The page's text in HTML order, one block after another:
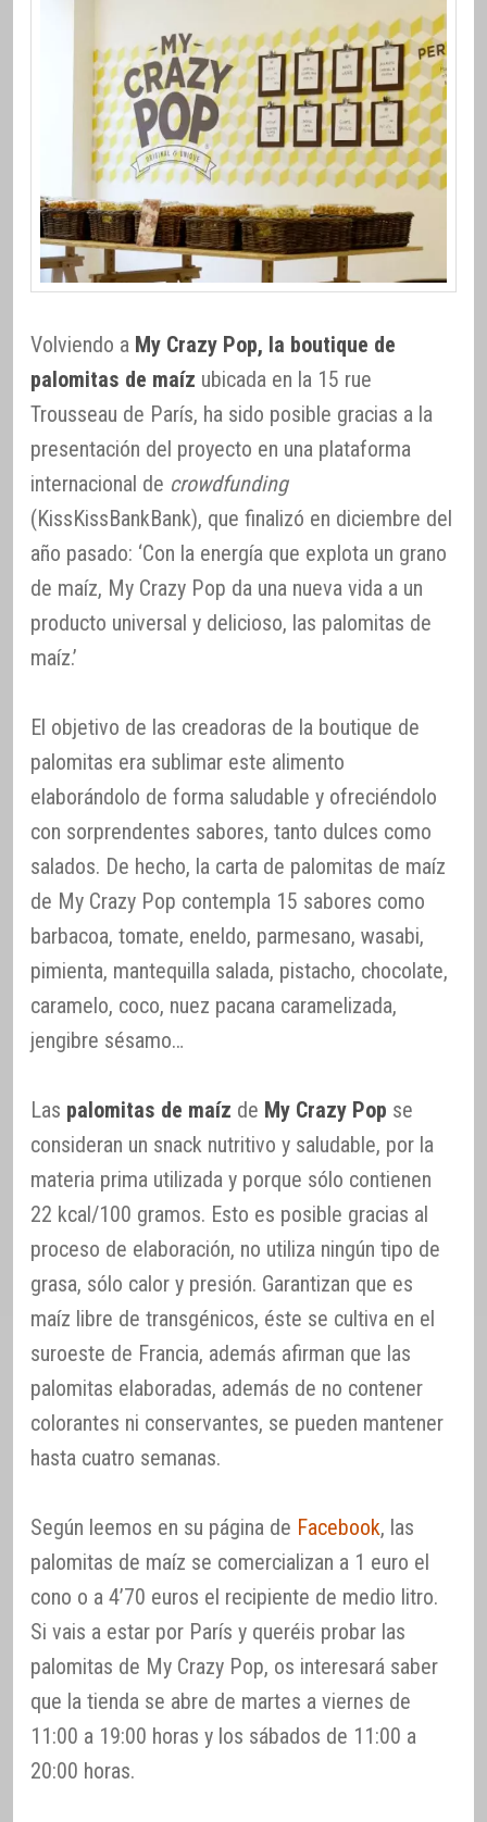
Volviendo a My Crazy Pop, la boutique de
palomitas de maíz ubicada en la 15 rue
Trousseau de París, ha sido posible gracias a la
presentación del proyecto en una plataforma
internacional de crowdfunding
(KissKissBankBank), que finalizó en diciembre del
año pasado: ‘Con la energía que explota un grano
de maíz, My Crazy Pop da una nueva vida a un
producto universal y delicioso, las palomitas de
maíz.’
El objetivo de las creadoras de la boutique de
palomitas era sublimar este alimento
elaborándolo de forma saludable y ofreciéndolo
con sorprendentes sabores, tanto dulces como
salados. De hecho, la carta de palomitas de maíz
de My Crazy Pop contempla 15 sabores como
barbacoa, tomate, eneldo, parmesano, wasabi,
pimienta, mantequilla salada, pistacho, chocolate,
caramelo, coco, nuez pacana caramelizada,
jengibre sésamo…
Las palomitas de maíz de My Crazy Pop se
consideran un snack nutritivo y saludable, por la
materia prima utilizada y porque sólo contienen
22 kcal/100 gramos. Esto es posible gracias al
proceso de elaboración, no utiliza ningún tipo de
grasa, sólo calor y presión. Garantizan que es
maíz libre de transgénicos, éste se cultiva en el
suroeste de Francia, además afirman que las
palomitas elaboradas, además de no contener
colorantes ni conservantes, se pueden mantener
hasta cuatro semanas.
Según leemos en su página de Facebook, las
palomitas de maíz se comercializan a 1 euro el
cono o a 4’70 euros el recipiente de medio litro.
Si vais a estar por París y queréis probar las
palomitas de My Crazy Pop, os interesará saber
que la tienda se abre de martes a viernes de
11:00 a 19:00 horas y los sábados de 11:00 a
20:00 horas.